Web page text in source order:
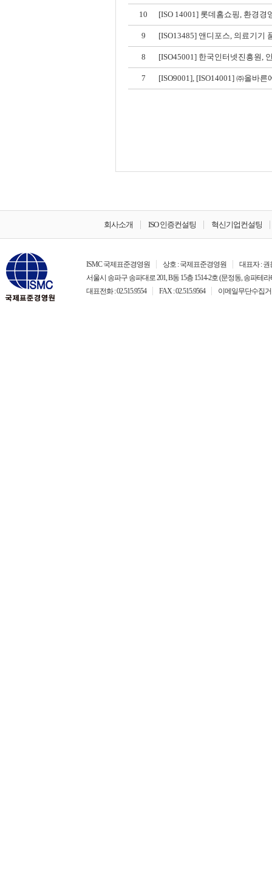
10 [ISO 14001] 롯데홈쇼핑, 환경경
9 [ISO13485] 앤디포스, 의료기기
8 [ISO45001] 한국인터넷진흥원,
7 [ISO9001], [ISO14001] ㈜올바른
회사소개 ISO 인증컨설팅 혁신기업컨설팅
ISMC 국제표준경영원 상호 : 국제표준경영원
대표자 : 권
서울시 송파구 송파대로 201, B동 15층 1514-2호 (문정동, 송파테라
대표전화 : 02.515.9554
FAX : 02.515.9564 이메일무단수집